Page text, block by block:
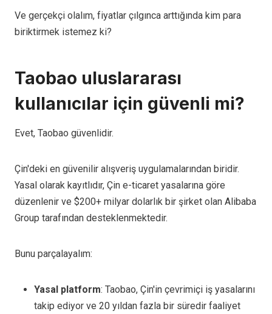
Ve gerçekçi olalım, fiyatlar çılgınca arttığında kim para
biriktirmek istemez ki?
Taobao uluslararası
kullanıcılar için güvenli mi?
Evet, Taobao güvenlidir.
Çin'deki en güvenilir alışveriş uygulamalarından biridir.
Yasal olarak kayıtlıdır, Çin e-ticaret yasalarına göre
düzenlenir ve $200+ milyar dolarlık bir şirket olan Alibaba
Group tarafından desteklenmektedir.
Bunu parçalayalım:
Yasal platform: Taobao, Çin'in çevrimiçi iş yasalarını
takip ediyor ve 20 yıldan fazla bir süredir faaliyet